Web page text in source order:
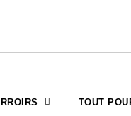
TOUT